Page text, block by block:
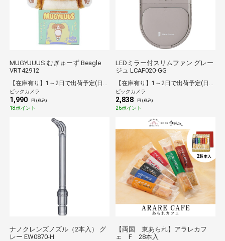
MUGYUUUS むぎゅーず Beagle
VRT42912
【在庫有り】1～2日で出荷予定(日付指定可)
ビックカメラ
1,990 円 (税込)
18ポイント
LEDミラー付スリムファン グレー
ジュ LCAF020-GG
【在庫有り】1～2日で出荷予定(日付指定可)
ビックカメラ
2,838 円 (税込)
26ポイント
ナノクレンズノズル（2本入） グ
レー EW0870-H
【両国 東あられ】アラレカフ
ェ F 28本入